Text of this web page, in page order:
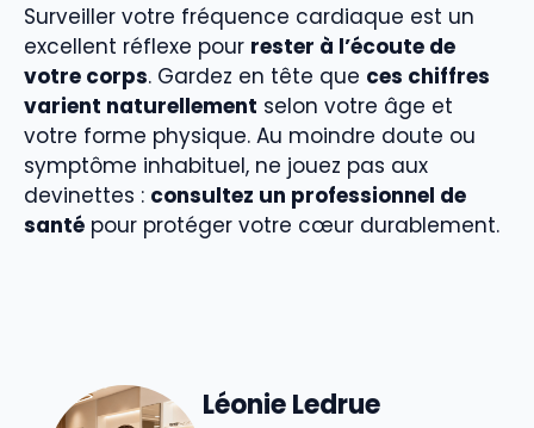
Surveiller votre fréquence cardiaque est un
excellent réflexe pour rester à l’écoute de
votre corps. Gardez en tête que ces chiffres
varient naturellement selon votre âge et
votre forme physique. Au moindre doute ou
symptôme inhabituel, ne jouez pas aux
devinettes : consultez un professionnel de
santé pour protéger votre cœur durablement.
Léonie Ledrue